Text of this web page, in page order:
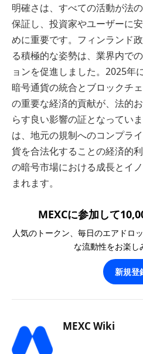
明確さは、すべての活動が法
保証し、投資家やユーザーに
めに重要です。フィンランド
る積極的な姿勢は、業界内で
ョンを促進しました。2025年
暗号通貨の統合とブロックチ
の重要な経済的貢献が、法的
らす良い影響の証となってい
は、地元の規制へのコンプラ
貨を合法化することの経済的
の暗号市場における成長とイ
まれます。
MEXCに参加して
人気のトークン、毎日のエアドロ
な流動性をお楽し
新規登
MEXC Wiki